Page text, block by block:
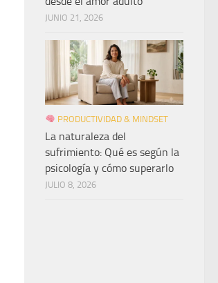
JUNIO 21, 2026
PRODUCTIVIDAD & MINDSET
La naturaleza del
sufrimiento: Qué es según la
psicología y cómo superarlo
JULIO 8, 2026